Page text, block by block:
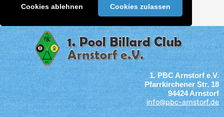
Cookies ablehnen Cookies zulassen
1. PBC Arnstorf e.V.
Pfarrkirchener Str. 18
94424 Arnstorf
info@pbc-arnstorf.de